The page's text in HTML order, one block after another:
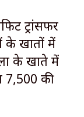
ट्रांसफर
के खातों में
के खाते में
की